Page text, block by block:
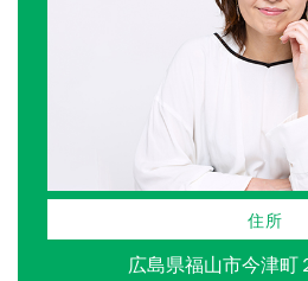
住所
広島県福山市今津町